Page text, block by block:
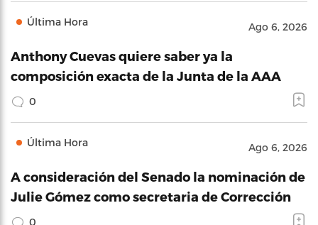
Última Hora Ago 6, 2026
Anthony Cuevas quiere saber ya la
composición exacta de la Junta de la AAA
0
Última Hora Ago 6, 2026
A consideración del Senado la nominación de
Julie Gómez como secretaria de Corrección
0